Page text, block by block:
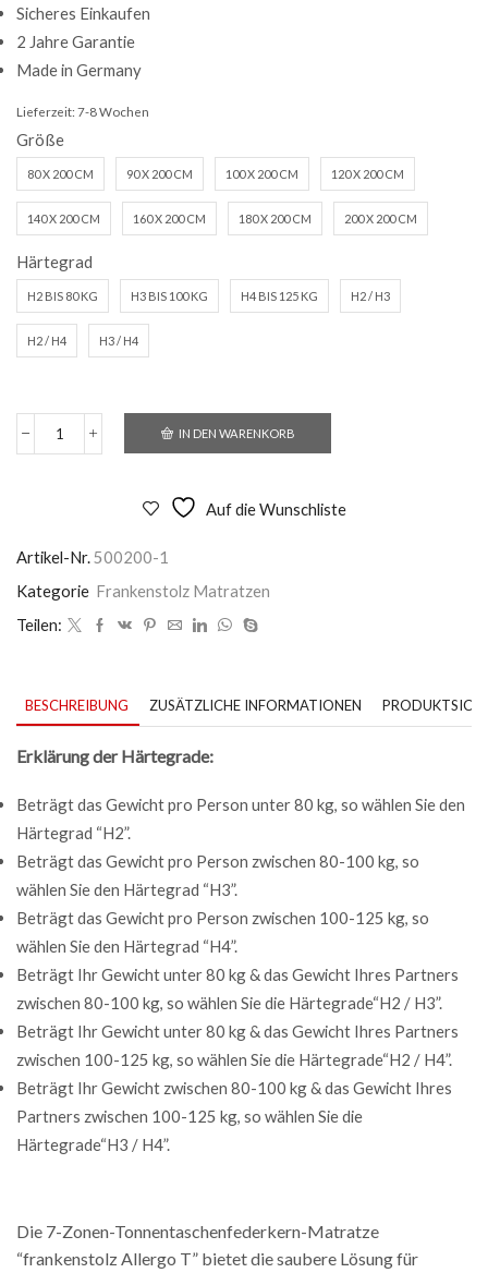
Sicheres Einkaufen
2 Jahre Garantie
Made in Germany
Lieferzeit: 7-8 Wochen
Größe
80 X 200 CM 90 X 200 CM 100 X 200 CM 120 X 200 CM
140 X 200 CM 160 X 200 CM 180 X 200 CM 200 X 200 CM
Härtegrad
H2 BIS 80 KG H3 BIS 100 KG H4 BIS 125 KG H2 / H3
H2 / H4 H3 / H4
Frankenstolz
IN DEN WARENKORB
Auf die Wunschliste
Artikel-Nr.500200-1
Kategorie Frankenstolz Matratzen
Teilen:
BESCHREIBUNG ZUSÄTZLICHE INFORMATIONEN
Erklärung der Härtegrade:
Beträgt das Gewicht pro Person unter 80 kg, so wählen Sie den
Härtegrad “H2”.
Beträgt das Gewicht pro Person zwischen 80-100 kg, so
wählen Sie den Härtegrad “H3”.
Beträgt das Gewicht pro Person zwischen 100-125 kg, so
wählen Sie den Härtegrad “H4”.
Beträgt Ihr Gewicht unter 80 kg & das Gewicht Ihres Partners
zwischen 80-100 kg, so wählen Sie die Härtegrade“H2 / H3”.
Beträgt Ihr Gewicht unter 80 kg & das Gewicht Ihres Partners
zwischen 100-125 kg, so wählen Sie die Härtegrade“H2 / H4”.
Beträgt Ihr Gewicht zwischen 80-100 kg & das Gewicht Ihres
Partners zwischen 100-125 kg, so wählen Sie die
Härtegrade“H3 / H4”.
Die 7-Zonen-Tonnentaschenfederkern-Matratze
“frankenstolz Allergo T” bietet die saubere Lösung für